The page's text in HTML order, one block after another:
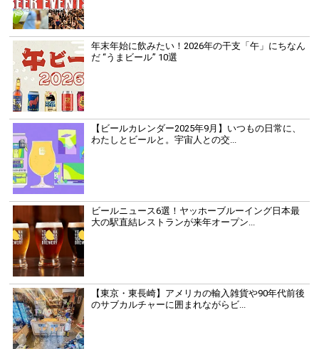
年末年始に飲みたい！2026年の干支「午」にちなん
だ “うまビール” 10選
【ビールカレンダー2025年9月】いつもの日常に、
わたしとビールと。宇宙人との交...
ビールニュース6選！ヤッホーブルーイング日本最
大の駅直結レストランが来年オープン...
【東京・東長崎】アメリカの輸入雑貨や90年代前後
のサブカルチャーに囲まれながらビ...